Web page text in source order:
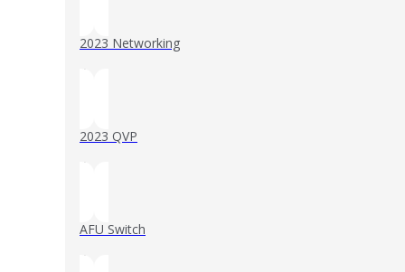
2023 Networking
()
2023 QVP
()
AFU Switch
()